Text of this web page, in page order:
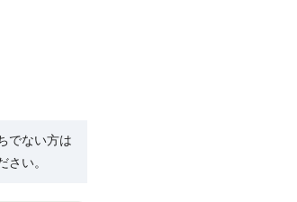
でない方は
さい。